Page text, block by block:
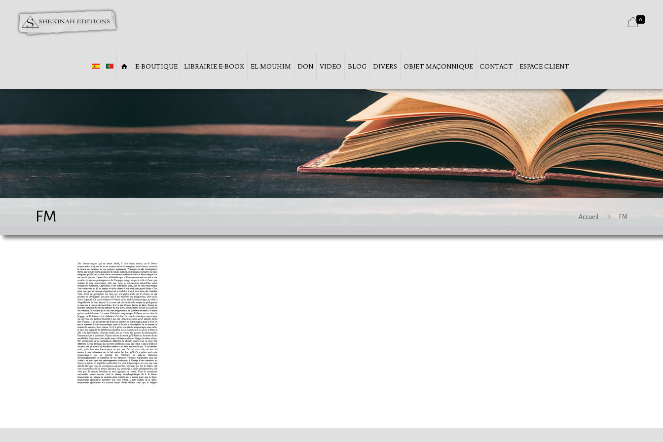
E-BOUTIQUE LIBRAIRIE E-BOOK EL MOUHIM DON VIDEO BLOG DIVERS OBJET MAÇONNIQUE CONTACT ESPACE CLIENT
0
FM Accueil FM